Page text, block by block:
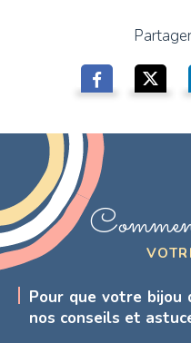
Pour que votre bijou
nos conseils et